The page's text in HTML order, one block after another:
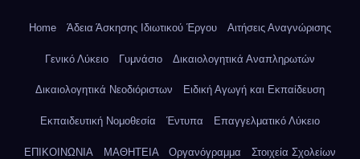
Home Άδεια Άσκησης Ιδιωτικού Έργου Αιτήσεις Αναγνώρισης
Γενικό Λύκειο Γυμνάσιο Δικαιολογητικά Αναπληρωτών
Δικαιολογητικά Νεοδιόριστων Ειδική Αγωγή και Εκπαίδευση
Εκπαιδευτική Νομοθεσία Έντυπα Επαγγελματικό Λύκειο
ΕΠΙΚΟΙΝΩΝΙΑ ΜΑΘΗΤΕΙΑ Οργανόγραμμα Στοιχεία Σχολείων